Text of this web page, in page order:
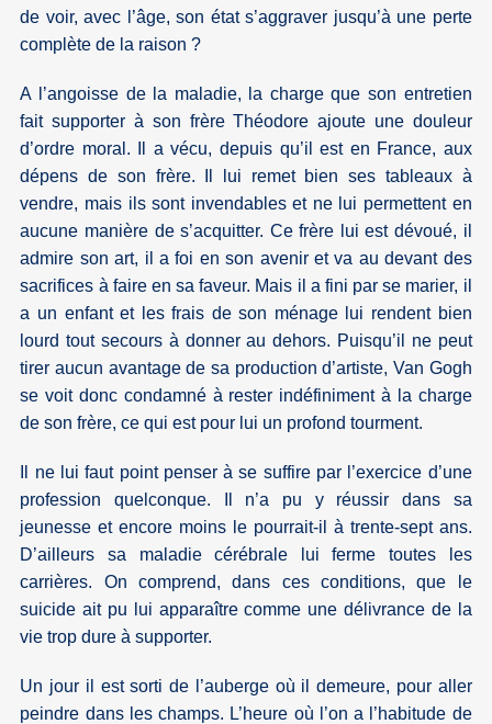
de voir, avec l’âge, son état s’aggraver jusqu’à une perte
complète de la raison ?
A l’angoisse de la maladie, la charge que son entretien
fait supporter à son frère Théodore ajoute une douleur
d’ordre moral. Il a vécu, depuis qu’il est en France, aux
dépens de son frère. Il lui remet bien ses tableaux à
vendre, mais ils sont invendables et ne lui permettent en
aucune manière de s’acquitter. Ce frère lui est dévoué, il
admire son art, il a foi en son avenir et va au devant des
sacrifices à faire en sa faveur. Mais il a fini par se marier, il
a un enfant et les frais de son ménage lui rendent bien
lourd tout secours à donner au dehors. Puisqu’il ne peut
tirer aucun avantage de sa production d’artiste, Van Gogh
se voit donc condamné à rester indéfiniment à la charge
de son frère, ce qui est pour lui un profond tourment.
Il ne lui faut point penser à se suffire par l’exercice d’une
profession quelconque. Il n’a pu y réussir dans sa
jeunesse et encore moins le pourrait-il à trente-sept ans.
D’ailleurs sa maladie cérébrale lui ferme toutes les
carrières. On comprend, dans ces conditions, que le
suicide ait pu lui apparaître comme une délivrance de la
vie trop dure à supporter.
Un jour il est sorti de l’auberge où il demeure, pour aller
peindre dans les champs. L’heure où l’on a l’habitude de